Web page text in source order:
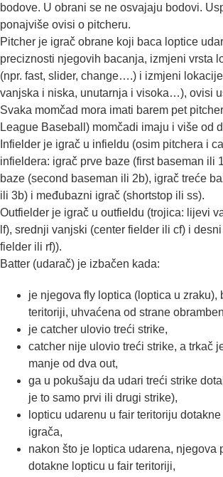
bodove. U obrani se ne osvajaju bodovi.
ponajviše ovisi o pitcheru.
Pitcher je igrač obrane koji baca loptice
preciznosti njegovih bacanja, izmjeni vrsta
(npr. fast, slider, change….) i izmjeni
vanjska i niska, unutarnja i visoka…), ovisi
Svaka momčad mora imati barem pet
League Baseball) momčadi imaju i više od
Infielder je igrač u infieldu (osim pitchera i
infieldera: igrač prve baze (first baseman ili
baze (second baseman ili 2b), igrač treće
ili 3b) i međubazni igrač (shortstop ili ss).
Outfielder je igrač u outfieldu (trojica: lijevi
lf), srednji vanjski (center fielder ili cf) i
fielder ili rf)).
Batter (udarač) je izbačen kada:
je njegova fly loptica (loptica u zraku),
teritoriji, uhvaćena od strane
je catcher ulovio treći strike,
catcher nije ulovio treći strike, a trkač
manje od dva out,
ga u pokušaju da udari treći strike
je to samo prvi ili drugi strike),
lopticu udarenu u fair teritoriju
igrača,
nakon što je loptica udarena, njegova
dotakne lopticu u fair teritoriji,